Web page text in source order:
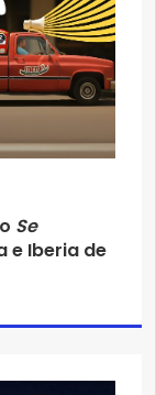
Se
e Iberia de